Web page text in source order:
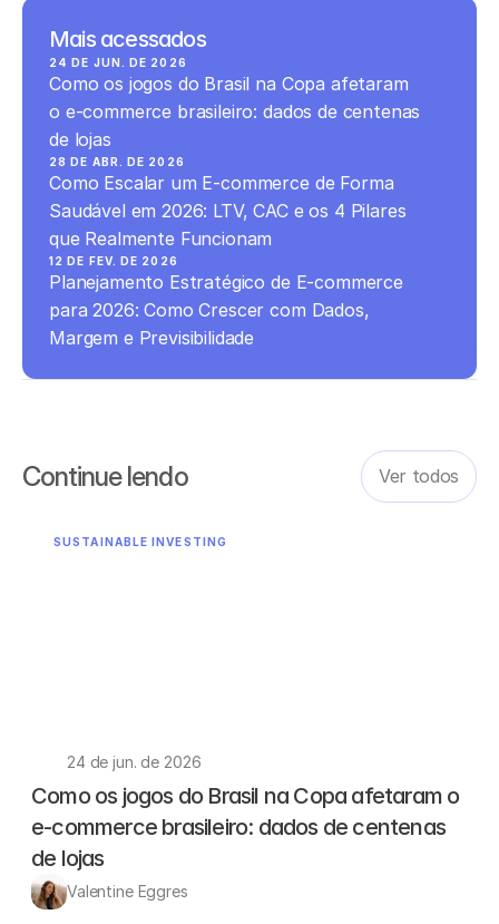
Mais acessados
24 DE JUN. DE 2026
Como os jogos do Brasil na Copa afetaram
o e-commerce brasileiro: dados de centenas
de lojas
28 DE ABR. DE 2026
Como Escalar um E-commerce de Forma
Saudável em 2026: LTV, CAC e os 4 Pilares
que Realmente Funcionam
12 DE FEV. DE 2026
Planejamento Estratégico de E-commerce
para 2026: Como Crescer com Dados,
Margem e Previsibilidade
Continue lendo Ver todos
SUSTAINABLE INVESTING
24 de jun. de 2026
Como os jogos do Brasil na Copa afetaram o
e-commerce brasileiro: dados de centenas
de lojas
Valentine Eggres